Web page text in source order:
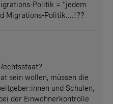
Politik = "jedem
Migrations-Politik....!??
sein wollen, müssen die
und Schulen,
der Einwohnerkontrolle